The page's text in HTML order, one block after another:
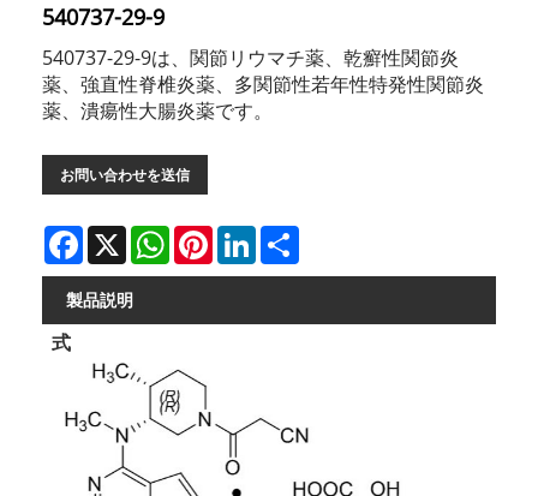
540737-29-9
540737-29-9は、関節リウマチ薬、乾癬性関節炎
薬、強直性脊椎炎薬、多関節性若年性特発性関節炎
薬、潰瘍性大腸炎薬です。
お問い合わせを送信
Facebook
X WhatsAppPinterestLinkedIn
製品説明
式